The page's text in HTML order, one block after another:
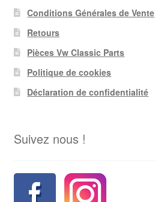
Conditions Générales de Vente
Retours
Pièces Vw Classic Parts
Politique de cookies
Déclaration de confidentialité
Suivez nous !